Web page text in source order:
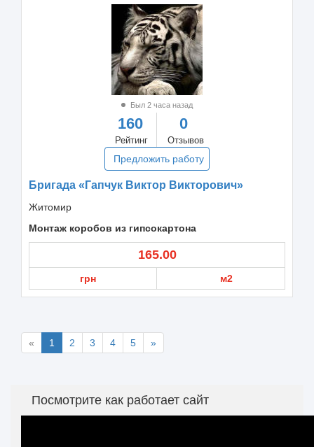
Был 2 часа назад
160
Рейтинг
0
Отзывов
Предложить работу
Бригада «Гапчук Виктор Викторович»
Житомир
Монтаж коробов из гипсокартона
165.00
грн м2
« 1 2 3 4 5 »
Посмотрите как работает сайт